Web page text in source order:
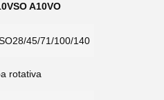
A10VO
45/71/100/140
rotativa